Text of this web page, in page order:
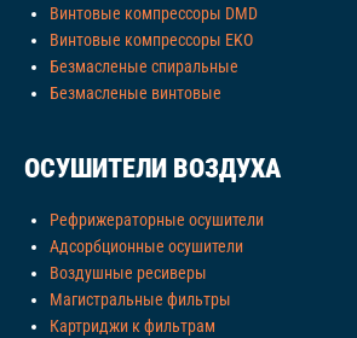
Винтовые компрессоры DMD
Винтовые компрессоры EKO
Безмасленые спиральные
Безмасленые винтовые
ОСУШИТЕЛИ ВОЗДУХА
Рефрижераторные осушители
Адсорбционные осушители
Воздушные ресиверы
Магистральные фильтры
Картриджи к фильтрам